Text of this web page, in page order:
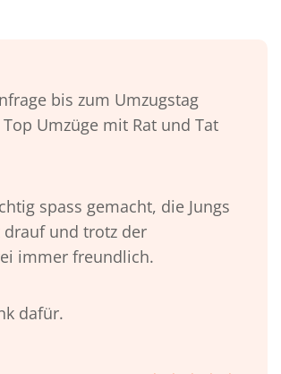
bis zum Umzugstag
Umzüge mit Rat und Tat
spass gemacht, die Jungs
drauf und trotz der
immer freundlich.
dafür.